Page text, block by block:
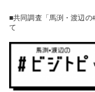
■共同調査「馬渕・渡辺
て